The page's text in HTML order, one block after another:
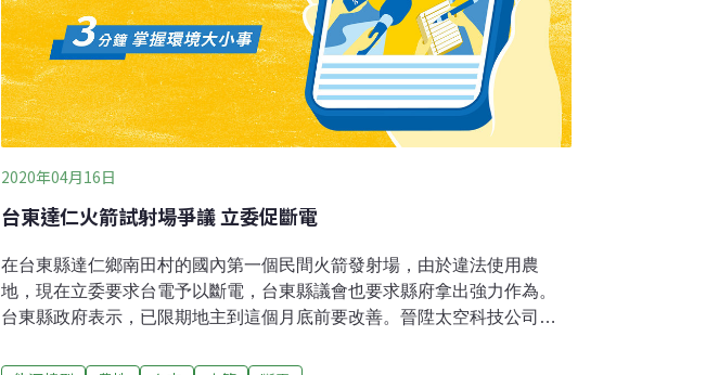
2020年04月16日
台東達仁火箭試射場爭議 立委促斷電
在台東縣達仁鄉南田村的國內第一個民間火箭發射場，由於違法使用農
地，現在立委要求台電予以斷電，台東縣議會也要求縣府拿出強力作為。
台東縣政府表示，已限期地主到這個月底前要改善。晉陞太空科技公司在
氣候不良中止發射程序，何時要再發射火箭仍未定案。不過最近火箭發射